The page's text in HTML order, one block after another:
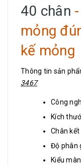
40 chân
mỏng
kế mỏng
Thông tin sản
3467
Công
Kích
Chân kết
Độ phân
Kiểu